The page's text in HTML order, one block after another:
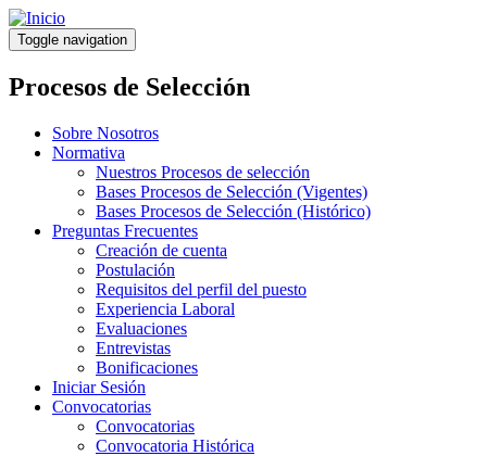
Pasar
al
contenido
principal
Toggle navigation
Procesos de Selección
Sobre Nosotros
Normativa
Nuestros Procesos de selección
Bases Procesos de Selección (Vigentes)
Bases Procesos de Selección (Histórico)
Preguntas Frecuentes
Creación de cuenta
Postulación
Requisitos del perfil del puesto
Experiencia Laboral
Evaluaciones
Entrevistas
Bonificaciones
Iniciar Sesión
Convocatorias
Convocatorias
Convocatoria Histórica